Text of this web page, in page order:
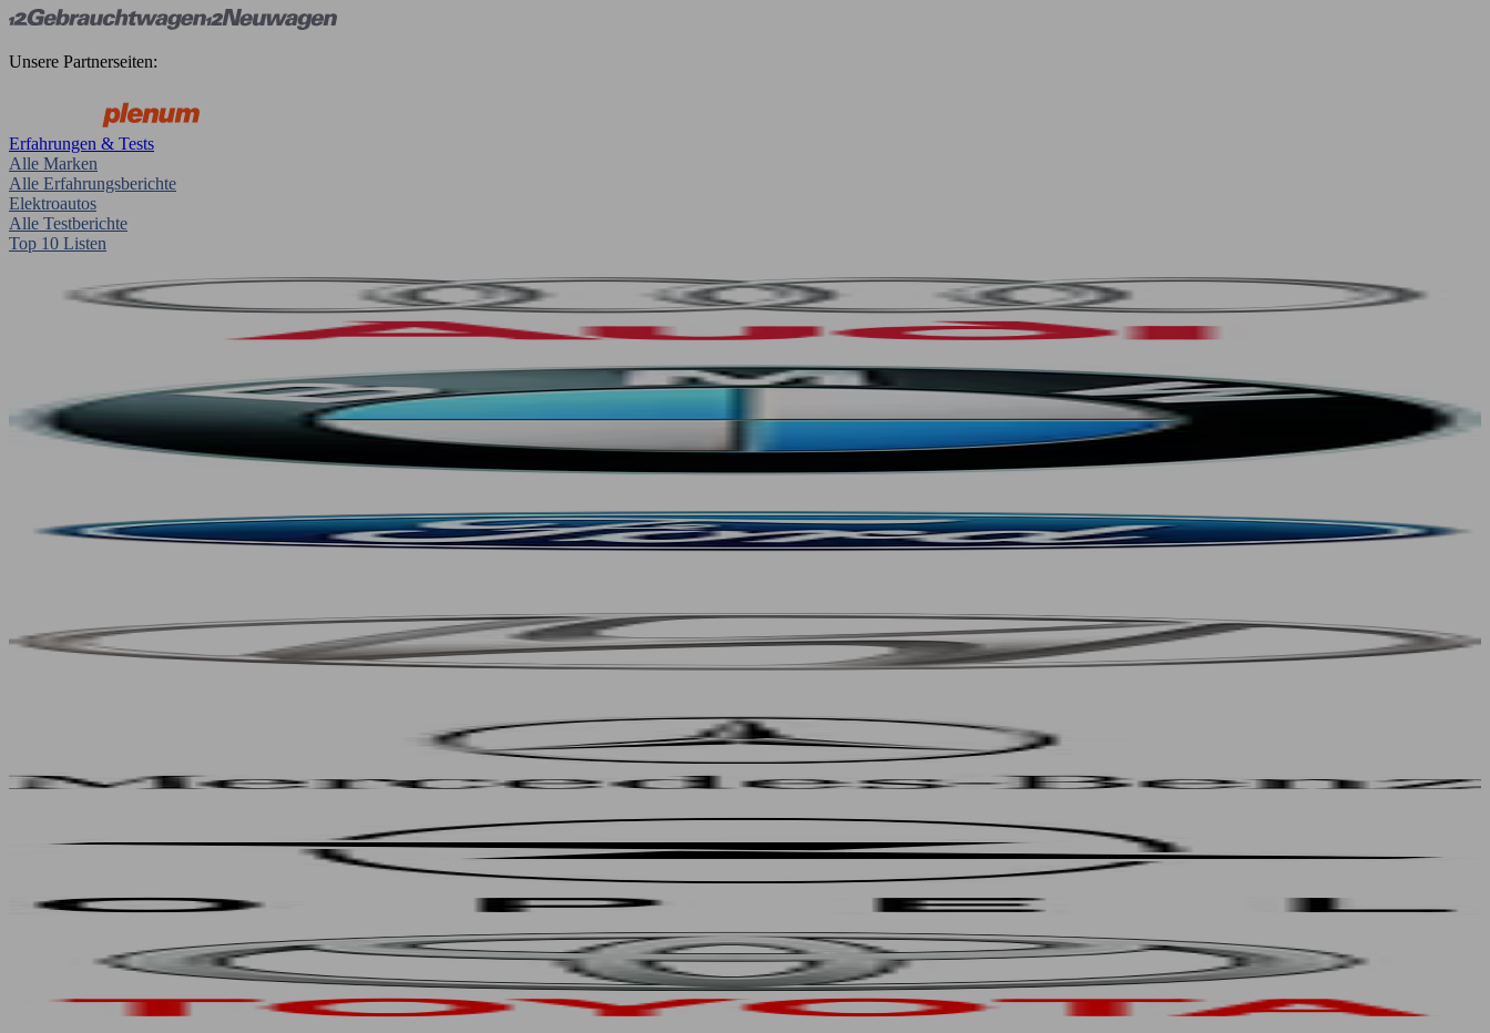
Unsere Partnerseiten:
Erfahrungen & Tests
Alle Marken
Alle Erfahrungsberichte
Elektroautos
Alle Testberichte
Top 10 Listen